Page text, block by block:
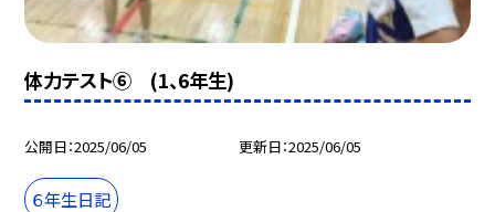
体力テスト⑥ (1、6年生)
公開日 2025/06/05 更新日 2025/06/05
６年生日記